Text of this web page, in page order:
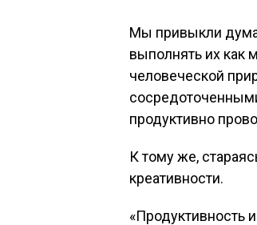
Мы привыкли
выполнять их как
человеческой
продуктивно
К тому же,
креативности.
«Продуктивность